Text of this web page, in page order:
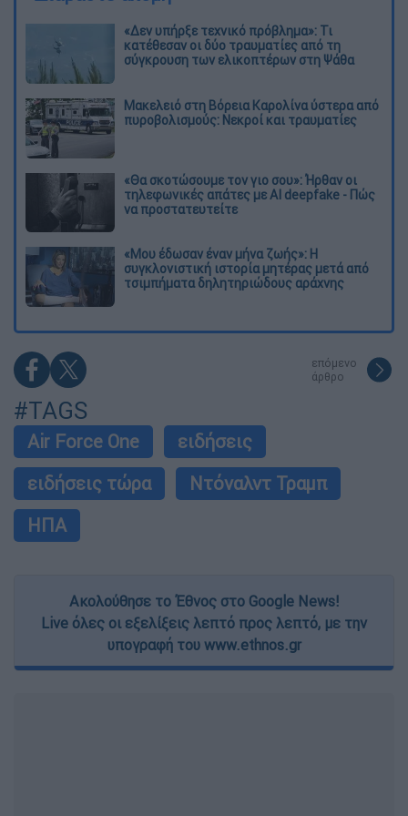
«Δεν υπήρξε τεχνικό πρόβλημα»: Τι
κατέθεσαν οι δύο τραυματίες από τη
σύγκρουση των ελικοπτέρων στη Ψάθα
Μακελειό στη Βόρεια Καρολίνα ύστερα από
πυροβολισμούς: Νεκροί και τραυματίες
«Θα σκοτώσουμε τον γιο σου»: Ήρθαν οι
τηλεφωνικές απάτες με AI deepfake - Πώς
να προστατευτείτε
«Μου έδωσαν έναν μήνα ζωής»: Η
συγκλονιστική ιστορία μητέρας μετά από
τσιμπήματα δηλητηριώδους αράχνης
επόμενο
άρθρο
#TAGS
Air Force One
ειδήσεις
ειδήσεις τώρα
Ντόναλντ Τραμπ
ΗΠΑ
Ακολούθησε το Έθνος στο Google News!
Live όλες οι εξελίξεις λεπτό προς λεπτό, με την
υπογραφή του www.ethnos.gr